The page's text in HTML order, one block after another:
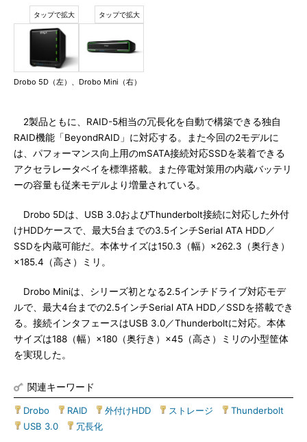
Drobo 5D（左）、Drobo Mini（右）
2製品ともに、RAID-5相当の冗長化を自動で構築できる独自
RAID機能「BeyondRAID」に対応する。また今回の2モデルに
は、パフォーマンス向上用のmSATA接続対応SSDを装着できる
アクセラレータベイを標準搭載。また停電対策用の内蔵バッテリ
ーの容量も従来モデルより増量されている。
Drobo 5Dは、USB 3.0およびThunderbolt接続に対応した外付
けHDDケースで、最大5台までの3.5インチSerial ATA HDD／
SSDを内蔵可能だ。本体サイズは150.3（幅）×262.3（奥行き）
×185.4（高さ）ミリ。
Drobo Miniは、シリーズ初となる2.5インチドライブ対応モデ
ルで、最大4台までの2.5インチSerial ATA HDD／SSDを搭載でき
る。接続インタフェースはUSB 3.0／Thunderboltに対応。本体
サイズは188（幅）×180（奥行き）×45（高さ）ミリの小型筐体
を実現した。
関連キーワード
Drobo RAID 外付けHDD ストレージ Thunderbolt
USB 3.0
冗長化